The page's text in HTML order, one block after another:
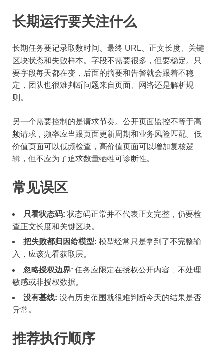
长期运行要关注什么
长期任务要记录取数时间、最终 URL、正文长度、关键
区块状态和失败样本。字段不需要很多，但要稳定。只
要字段每天都在变，后面的摘要和告警就会跟着不稳
定，团队也很难判断问题来自页面、网络还是解析规
则。
另一个需要控制的是请求节奏。公开页面监控不等于高
频请求，频率应当跟页面更新周期和业务风险匹配。低
价值页面可以低频检查，高价值页面可以增加复核逻
辑，但不应为了追求数量牺牲可诊断性。
常见误区
只看状态码: 状态码正常并不代表正文完整，仍要检
查正文长度和关键区块。
把失败都归因给模型: 模型经常只是拿到了不完整输
入，应该先看获取层。
忽略授权边界: 任务应限定在授权公开内容，不处理
敏感或非授权数据。
没有基线: 没有历史范围就很难判断今天的结果是否
异常。
推荐执行顺序